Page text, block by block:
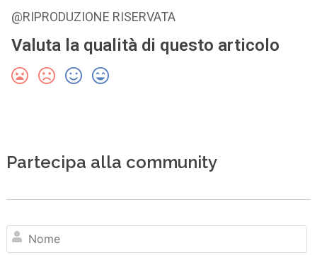
@RIPRODUZIONE RISERVATA
Valuta la qualità di questo articolo
Partecipa alla community